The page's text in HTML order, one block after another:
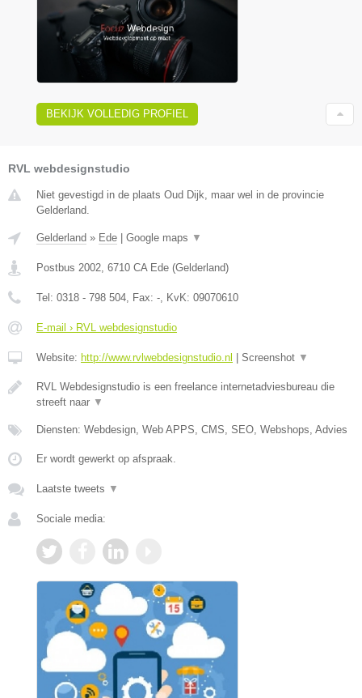
BEKIJK VOLLEDIG PROFIEL
RVL webdesignstudio
Niet gevestigd in de plaats Oud Dijk, maar wel in de provincie
Gelderland.
Gelderland » Ede Google maps ▼
Postbus 2002 6710 CA Ede (Gelderland)
Tel: 0318 - 798 504 , Fax: - , KvK: 09070610
E-mail › RVL webdesignstudio
Website: http://www.rvlwebdesignstudio.nl Screenshot ▼
RVL Webdesignstudio is een freelance internetadviesbureau die
streeft naar ▼
Diensten: Webdesign, Web APPS, CMS, SEO, Webshops, Advies
Er wordt gewerkt op afspraak.
Laatste tweets ▼
Sociale media: